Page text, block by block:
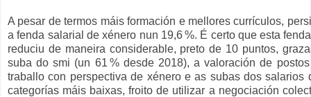
A pesar de termos máis formación e mellores currículos,
a fenda salarial de xénero nun 19,6 %. É certo que esta
reduciu de maneira considerable, preto de 10 puntos,
suba do smi (un 61 % desde 2018), a valoración de
traballo con perspectiva de xénero e as subas dos salarios
categorías máis baixas, froito de utilizar a negociación